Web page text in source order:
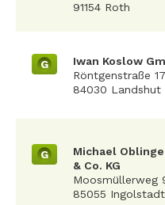
91154 Roth
G
Iwan Koslow
Röntgenstraße 17
84030 Landshut
G
Michael
& Co. KG
Moosmüllerweg
85055 Ingolstadt